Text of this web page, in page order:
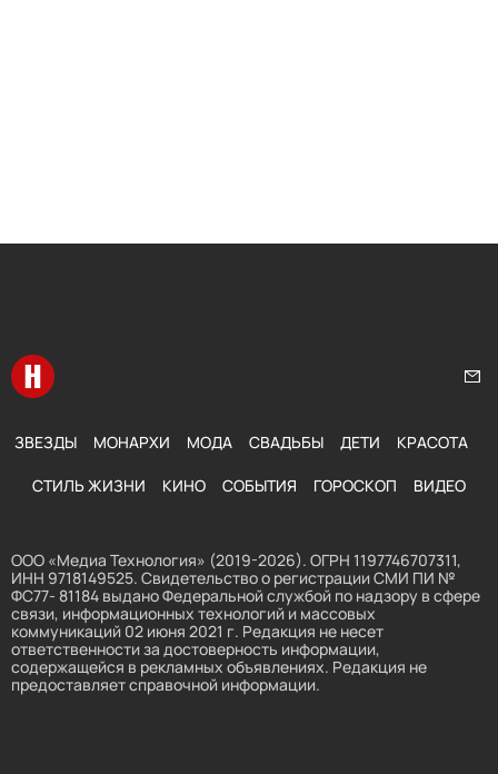
Перейти на главную
ЗВЕЗДЫ МОНАРХИ МОДА СВАДЬБЫ ДЕТИ КРАСОТА
СТИЛЬ ЖИЗНИ КИНО СОБЫТИЯ ГОРОСКОП ВИДЕО
ООО «Медиа Технология» (2019-2026). ОГРН 1197746707311,
ИНН 9718149525. Свидетельство о регистрации СМИ ПИ №
ФС77- 81184 выдано Федеральной службой по надзору в сфере
связи, информационных технологий и массовых
коммуникаций 02 июня 2021 г. Редакция не несет
ответственности за достоверность информации,
содержащейся в рекламных объявлениях. Редакция не
предоставляет справочной информации.